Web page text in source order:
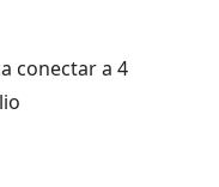
conectar a 4